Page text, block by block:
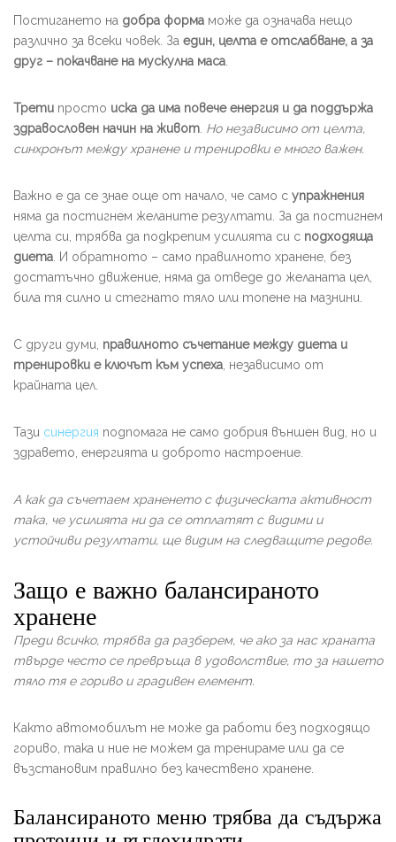
Постигането на добра форма може да означава нещо
различно за всеки човек. За един, целта е отслабване, а за
друг – покачване на мускулна маса
Трети просто иска да има повече енергия и да поддържа
здравословен начин на живот Но независимо от целта,
синхронът между хранене и тренировки е много важен.
Важно е да се знае още от начало, че само с упражнения
няма да постигнем желаните резултати. За да постигнем
целта си, трябва да подкрепим усилията си с подходяща
диета . И обратното – само правилното хранене, без
достатъчно движение, няма да отведе до желаната цел,
била тя силно и стегнато тяло или топене на мазнини.
С други думи, правилното съчетание между диета и
тренировки е ключът към успеха , независимо от
крайната цел.
Тази синергия подпомага не само добрия външен вид, но и
здравето, енергията и доброто настроение.
А как да съчетаем храненето с физическата активност
така, че усилията ни да се отплатят с видими и
устойчиви резултати, ще видим на следващите редове.
Защо е важно балансираното
хранене
Преди всичко, трябва да разберем, че ако за нас храната
твърде често се превръща в удоволствие, то за нашето
тяло тя е гориво и градивен елемент.
Както автомобилът не може да работи без подходящо
гориво, така и ние не можем да тренираме или да се
възстановим правилно без качествено хранене.
Балансираното меню трябва да съдържа